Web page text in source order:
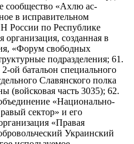
сообщество «Ахлю ас-
в исправительном
по Республике
созданная в
«Форум свободных
подразделения; 61.
ой батальон специального
Славянского полка
(войсковая часть 3035); 62.
«Национально-
сектор» и его
«Правая
Украинский